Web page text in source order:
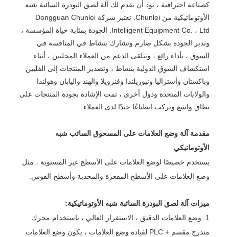
كصناعة احترافية ، نود أن نقدم لك آلة لصق البودرة السائبة شبه
الأوتوماتيكية من Chunlei. تعتبر شركة Dongguan Chunlei
Intelligent Equipment Co. ، Ltd. الجودة بمثابة حياة المؤسسة ،
وتدير الجودة بشكل صارم وتشارك بنشاط في المنافسة في
السوق ، بأداء رائع ، وتتلقى الدعم من العملاء المحليين ، أثناء
استكشاف السوق الدولية بنشاط ، وتصدير المنتجات إلى الفلبين
وباكستان وأستراليا ونيوزيلندا وفنزويلا والهند واليابان وهولندا
والولايات المتحدة ودول أخرى ، تمت الإشادة بجودة المنتجات على
نطاق واسع وتركت انطباعًا جيدًا لدى العملاء.
مقدمة آلة وضع العلامات على المسحوق السائب شبه
الأوتوماتيكي
يستخدم خصيصًا لوضع العلامات على الأسطح غير المستوية ، مثل
وضع العلامات على الأسطح المقعرة والمحدبة وأسطح القوس.
ميزات آلة لصق البودرة السائبة شبه الأوتوماتيكية:
1. وضع العلامات الدقيق ، الاستقرار العالي ، باستخدام محرك
متدرج مقسم + PLC لقيادة وضع العلامات ، يكون وضع العلامات